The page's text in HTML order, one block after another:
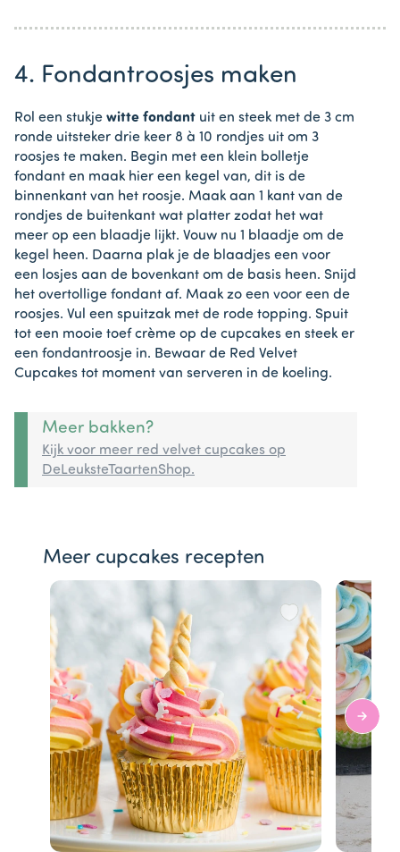
4. Fondantroosjes maken
Rol een stukje witte fondant uit en steek met de 3 cm
ronde uitsteker drie keer 8 à 10 rondjes uit om 3
roosjes te maken. Begin met een klein bolletje
fondant en maak hier een kegel van, dit is de
binnenkant van het roosje. Maak aan 1 kant van de
rondjes de buitenkant wat platter zodat het wat
meer op een blaadje lijkt. Vouw nu 1 blaadje om de
kegel heen. Daarna plak je de blaadjes een voor
een losjes aan de bovenkant om de basis heen. Snijd
het overtollige fondant af. Maak zo een voor een de
roosjes. Vul een spuitzak met de rode topping. Spuit
tot een mooie toef crème op de cupcakes en steek er
een fondantroosje in. Bewaar de Red Velvet
Cupcakes tot moment van serveren in de koeling.
Meer bakken?
Kijk voor meer red velvet cupcakes op
DeLeuksteTaartenShop.
Meer cupcakes recepten